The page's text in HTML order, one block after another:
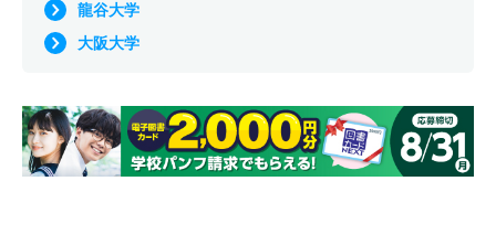
龍谷大学
大阪大学